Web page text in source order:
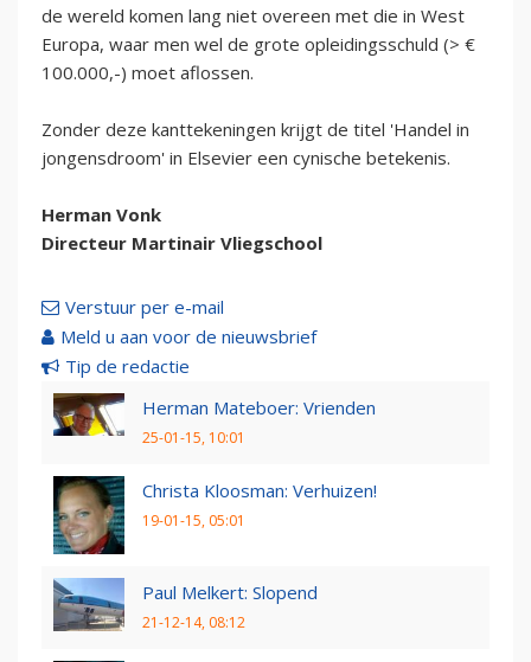
de wereld komen lang niet overeen met die in West
Europa, waar men wel de grote opleidingsschuld (> €
100.000,-) moet aflossen.
Zonder deze kanttekeningen krijgt de titel 'Handel in
jongensdroom' in Elsevier een cynische betekenis.
Herman Vonk
Directeur Martinair Vliegschool
Verstuur per e-mail
Meld u aan voor de nieuwsbrief
Tip de redactie
Herman Mateboer: Vrienden
25-01-15, 10:01
Christa Kloosman: Verhuizen!
19-01-15, 05:01
Paul Melkert: Slopend
21-12-14, 08:12